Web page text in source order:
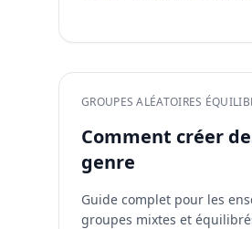
GROUPES ALÉATOIRES
Comment créer
genre
Guide complet pour les
groupes mixtes et